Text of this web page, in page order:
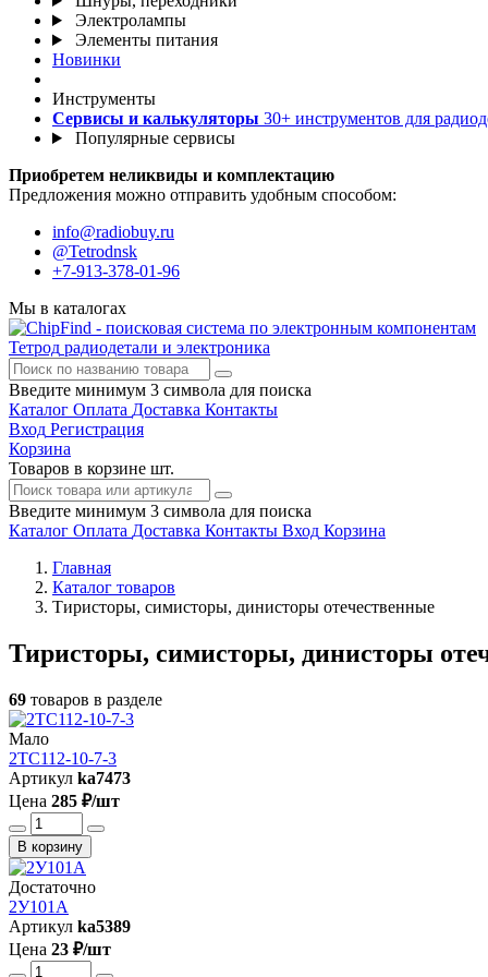
Электролампы
Элементы питания
Новинки
Инструменты
Сервисы и калькуляторы 30+ инструментов для
Популярные сервисы
Приобретем неликвиды и комплектацию
Предложения можно отправить удобным способом:
info@radiobuy.ru
@Tetrodnsk
+7-913-378-01-96
Мы в каталогах
Тетрод радиодетали и электроника
Введите минимум 3 символа для поиска
Каталог Оплата Доставка Контакты
Вход Регистрация
Корзина
Товаров в корзине шт.
Введите минимум 3 символа для поиска
Каталог Оплата Доставка Контакты Вход Корзина
Главная
Каталог товаров
Тиристоры, симисторы, динисторы отечественные
Тиристоры, симисторы, динисторы
69 товаров в разделе
Мало
2ТС112-10-7-3
Артикул ka7473
Цена 285 ₽/шт
В корзину
Достаточно
2У101А
Артикул ka5389
Цена 23 ₽/шт